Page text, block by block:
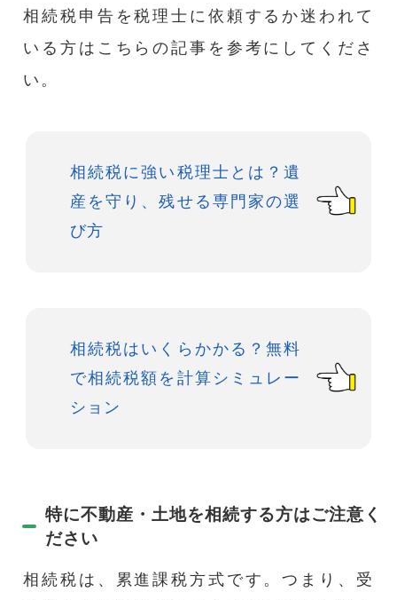
相続税申告を税理士に依頼するか迷われて
いる方はこちらの記事を参考にしてくださ
い。
相続税に強い税理士とは？遺
産を守り、残せる専門家の選
び方
相続税はいくらかかる？無料
で相続税額を計算シミュレー
ション
特に不動産・土地を相続する方はご注意く
ださい
相続税は、累進課税方式です。つまり、受